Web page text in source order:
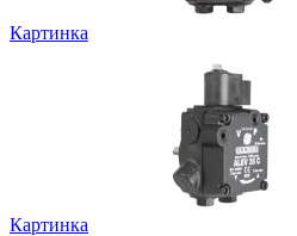
Картинка
Картинка